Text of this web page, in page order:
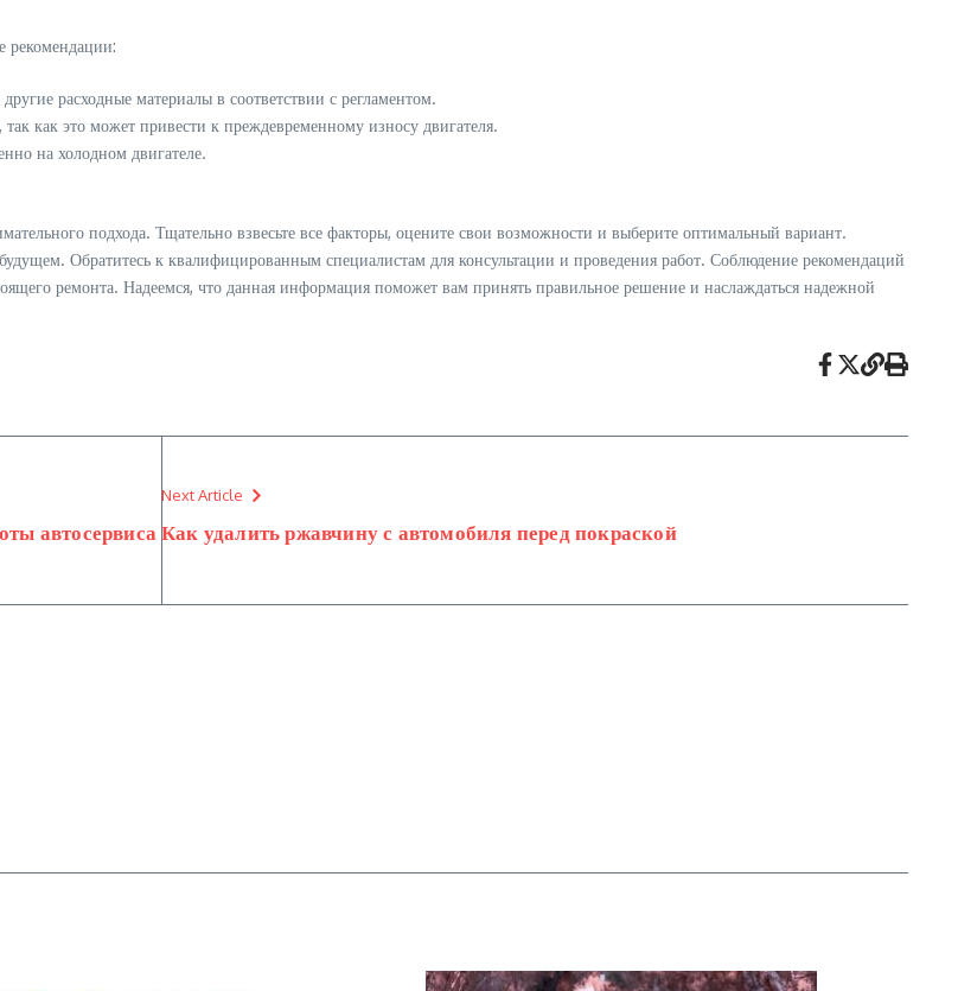
рекомендации:
расходные материалы в соответствии с регламентом.
как это может привести к преждевременному износу двигателя.
на холодном двигателе.
подхода. Тщательно взвесьте все факторы, оцените свои возможности и выберите оптимальный вариант.
Обратитесь к квалифицированным специалистам для консультации и проведения работ. Соблюдение рекомендаций
ремонта. Надеемся, что данная информация поможет вам принять правильное решение и наслаждаться надежной
автосервиса
Next Article
Как удалить ржавчину с автомобиля перед покраской